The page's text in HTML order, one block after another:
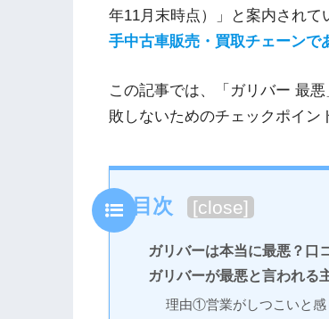
年11月末時点）」と案内されて
手中古車販売・買取チェーンで
この記事では、「ガリバー 最
敗しないためのチェックポイン
目次 [close]
ガリバーは本当に最悪？口
ガリバーが最悪と言われる
理由①営業がしつこいと感